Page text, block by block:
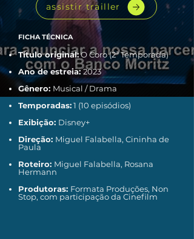
assistir trailler
FICHA TÉCNICA
Título original:O Coro (2ª Temporada)
Ano de estreia:2023
Gênero: Musical / Drama
Temporadas:1 (10 episódios)
Exibição: Disney+
Direção: Miguel Falabella, Cininha de
Paula
Roteiro: Miguel Falabella, Rosana
Hermann
Produtoras: Formata Produções, Non
Stop, com participação da Cinefilm